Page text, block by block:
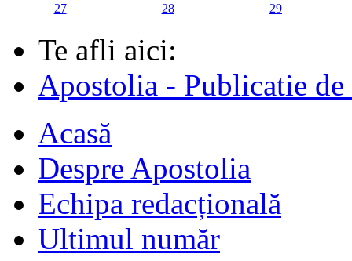
27
28 29
Te afli aici:
Apostolia - Publicatie
Acasă
Despre Apostolia
Echipa redacțională
Ultimul număr